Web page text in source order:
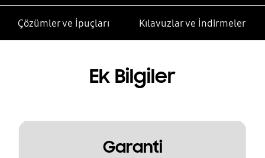
Çözümler ve İpuçları Kılavuzlar ve İndirmeler
Ek Bilgiler
Garanti